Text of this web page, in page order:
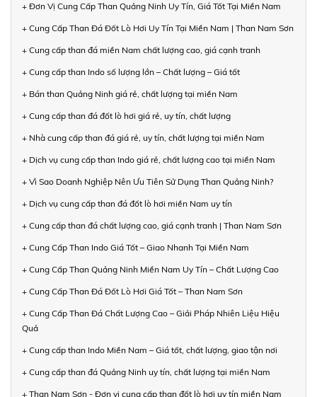
+ Đơn Vị Cung Cấp Than Quảng Ninh Uy Tín, Giá Tốt Tại Miền Nam
+ Cung Cấp Than Đá Đốt Lò Hơi Uy Tín Tại Miền Nam | Than Nam Sơn
+ Cung cấp than đá miền Nam chất lượng cao, giá cạnh tranh
+ Cung cấp than Indo số lượng lớn – Chất lượng – Giá tốt
+ Bán than Quảng Ninh giá rẻ, chất lượng tại miền Nam
+ Cung cấp than đá đốt lò hơi giá rẻ, uy tín, chất lượng
+ Nhà cung cấp than đá giá rẻ, uy tín, chất lượng tại miền Nam
+ Dịch vụ cung cấp than Indo giá rẻ, chất lượng cao tại miền Nam
+ Vì Sao Doanh Nghiệp Nên Ưu Tiên Sử Dụng Than Quảng Ninh?
+ Dịch vụ cung cấp than đá đốt lò hơi miền Nam uy tín
+ Cung cấp than đá chất lượng cao, giá cạnh tranh | Than Nam Sơn
+ Cung Cấp Than Indo Giá Tốt – Giao Nhanh Tại Miền Nam
+ Cung Cấp Than Quảng Ninh Miền Nam Uy Tín – Chất Lượng Cao
+ Cung Cấp Than Đá Đốt Lò Hơi Giá Tốt – Than Nam Sơn
+ Cung Cấp Than Đá Chất Lượng Cao – Giải Pháp Nhiên Liệu Hiệu
Quả
+ Cung cấp than Indo Miền Nam – Giá tốt, chất lượng, giao tận nơi
+ Cung cấp than đá Quảng Ninh uy tín, chất lượng tại miền Nam
+ Than Nam Sơn - Đơn vị cung cấp than đốt lò hơi uy tín miền Nam